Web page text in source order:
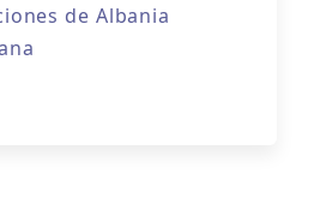
de Albania